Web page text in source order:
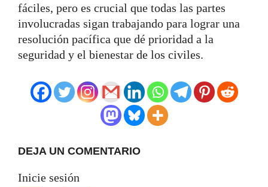
fáciles, pero es crucial que todas las partes
involucradas sigan trabajando para lograr una
resolución pacífica que dé prioridad a la
seguridad y el bienestar de los civiles.
DEJA UN COMENTARIO
Inicie sesión